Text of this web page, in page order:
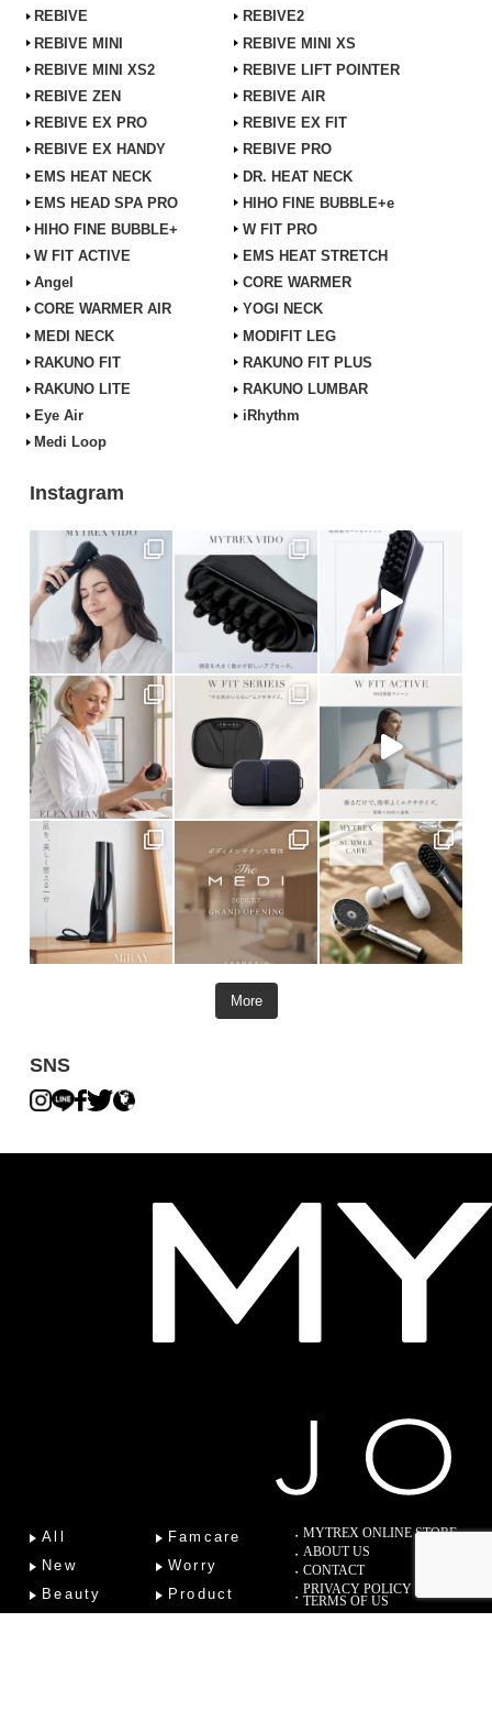
REBIVE
REBIVE2
REBIVE MINI
REBIVE MINI XS
REBIVE MINI XS2
REBIVE LIFT POINTER
REBIVE ZEN
REBIVE AIR
REBIVE EX PRO
REBIVE EX FIT
REBIVE EX HANDY
REBIVE PRO
EMS HEAT NECK
DR. HEAT NECK
EMS HEAD SPA PRO
HIHO FINE BUBBLE+e
HIHO FINE BUBBLE+
W FIT PRO
W FIT ACTIVE
EMS HEAT STRETCH
Angel
CORE WARMER
CORE WARMER AIR
YOGI NECK
MEDI NECK
MODIFIT LEG
RAKUNO FIT
RAKUNO FIT PLUS
RAKUNO LITE
RAKUNO LUMBAR
Eye Air
iRhythm
Medi Loop
Instagram
More
SNS
All
New
Beauty
Famcare
Worry
Product
MYTREX ONLINE STORE
ABOUT US
CONTACT
PRIVACY POLICY
TERMS OF US